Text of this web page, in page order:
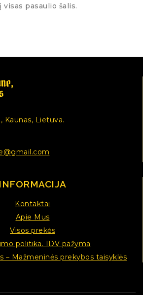
visas pasaulio šalis.
Kaunas, Lietuva.
INFORMACIJA
Kontaktai
Apie Mus
Visos prekės
politika. IDV pažyma
– Mažmeninės prekybos taisyklės